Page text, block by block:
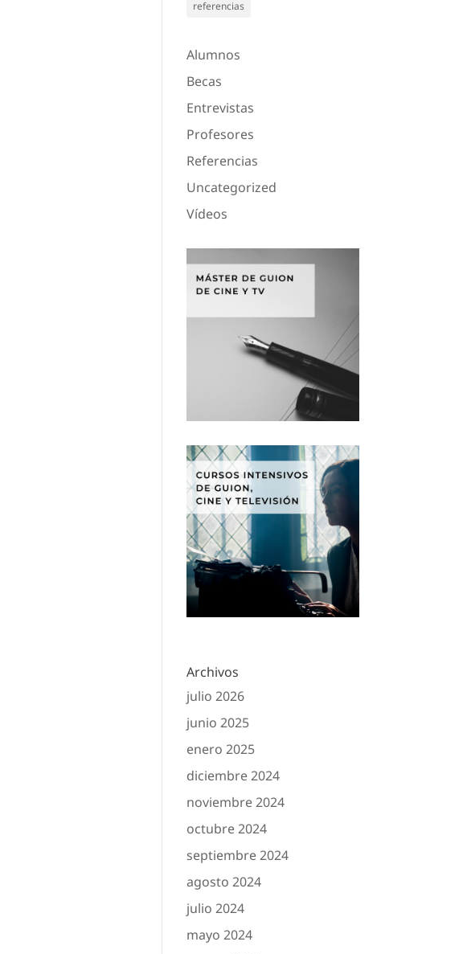
referencias
Alumnos
Becas
Entrevistas
Profesores
Referencias
Uncategorized
Vídeos
Archivos
julio 2026
junio 2025
enero 2025
diciembre 2024
noviembre 2024
octubre 2024
septiembre 2024
agosto 2024
julio 2024
mayo 2024